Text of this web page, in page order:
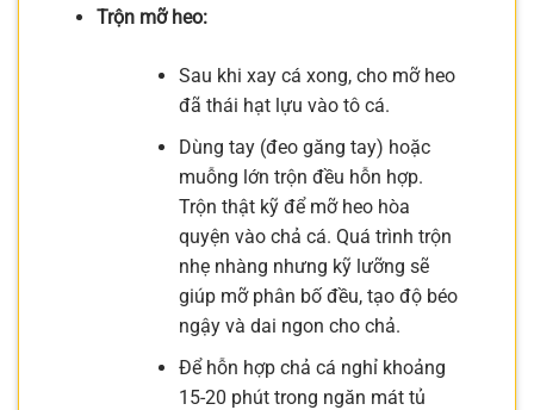
Trộn mỡ heo:
Sau khi xay cá xong, cho mỡ heo
đã thái hạt lựu vào tô cá.
Dùng tay (đeo găng tay) hoặc
muỗng lớn trộn đều hỗn hợp.
Trộn thật kỹ để mỡ heo hòa
quyện vào chả cá. Quá trình trộn
nhẹ nhàng nhưng kỹ lưỡng sẽ
giúp mỡ phân bố đều, tạo độ béo
ngậy và dai ngon cho chả.
Để hỗn hợp chả cá nghỉ khoảng
15-20 phút trong ngăn mát tủ